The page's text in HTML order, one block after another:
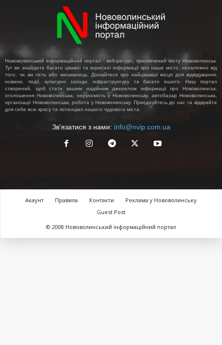
Нововолинський інформаційний портал - веб-ресурс, присвячений місту Нововолинськ.
Тут ви знайдете багато цікавої та корисної інформації про наше місто, незалежно від
того, чи ви гість або мешканець. Дізнайтеся про найцікавіші місця для відвідування,
новини, події, культурні заходи, інфраструктуру та багато іншого. Наш портал
створений, щоб стати вашим надійним джерелом інформації про Нововолинськ,
оголошення Нововолинська, нерухомість у Нововолинську, автобазар Нововолинська,
організації Нововолинська, робота у Нововолинську. Приєднуйтесь до нас та відкрийте
для себе всю красу та потенціал нашого чудового міста.
Зв'язатися з нами: info@nvip.com.ua
Акаунт Правила Контакти
Реклама у Нововолинську
Guest Post
© 2008 Нововолинський інформаційний портал